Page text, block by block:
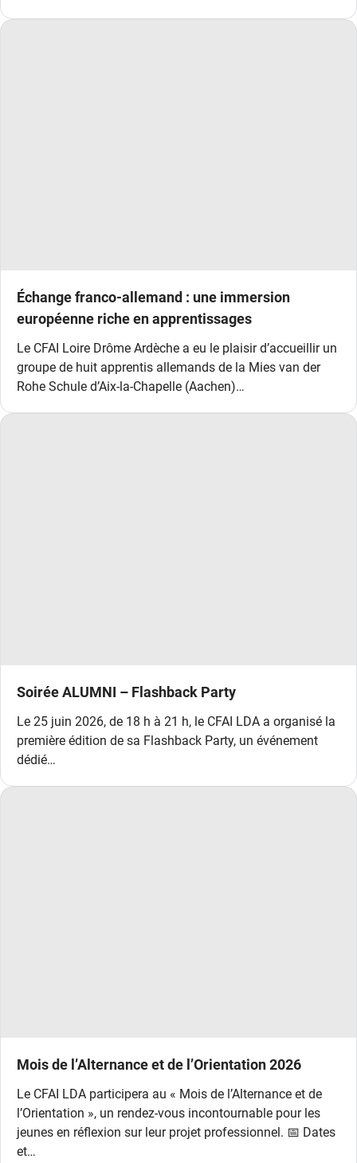
Échange franco-allemand : une immersion
européenne riche en apprentissages
Le CFAI Loire Drôme Ardèche a eu le plaisir d’accueillir un
groupe de huit apprentis allemands de la Mies van der
Rohe Schule d’Aix-la-Chapelle (Aachen)…
Soirée ALUMNI – Flashback Party
Le 25 juin 2026, de 18 h à 21 h, le CFAI LDA a organisé la
première édition de sa Flashback Party, un événement
dédié…
Mois de l’Alternance et de l’Orientation 2026
Le CFAI LDA participera au « Mois de l’Alternance et de
l’Orientation », un rendez-vous incontournable pour les
jeunes en réflexion sur leur projet professionnel. 📅 Dates
et…